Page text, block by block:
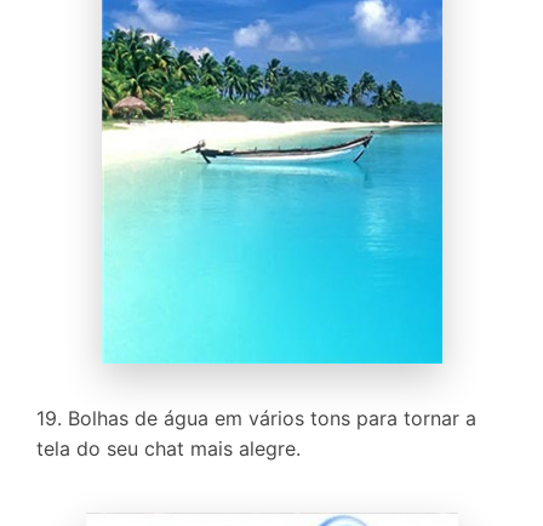
19. Bolhas de água em vários tons para tornar a
tela do seu chat mais alegre.